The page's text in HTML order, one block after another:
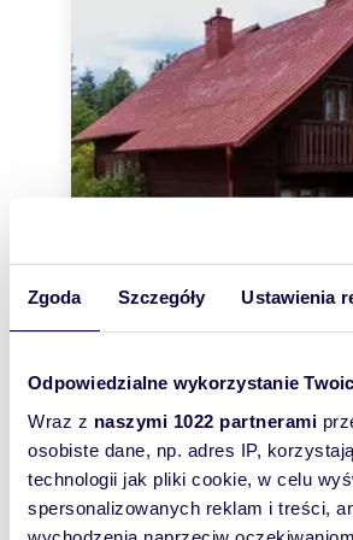
Zgoda Szczegóły Ustawienia
Odpowiedzialne wykorzystanie
Wraz z naszymi 1022 partnerami
osobiste dane, np. adres IP,
technologii jak pliki cookie, w celu
spersonalizowanych reklam i treści,